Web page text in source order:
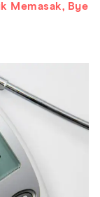
Memasak, Bye